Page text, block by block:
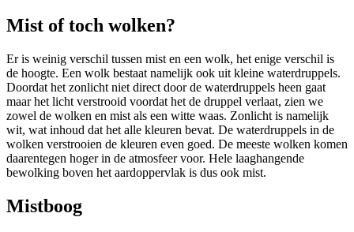
Mist of toch wolken?
Er is weinig verschil tussen mist en een wolk, het enige verschil is
de hoogte. Een wolk bestaat namelijk ook uit kleine waterdruppels.
Doordat het zonlicht niet direct door de waterdruppels heen gaat
maar het licht verstrooid voordat het de druppel verlaat, zien we
zowel de wolken en mist als een witte waas. Zonlicht is namelijk
wit, wat inhoud dat het alle kleuren bevat. De waterdruppels in de
wolken verstrooien de kleuren even goed. De meeste wolken komen
daarentegen hoger in de atmosfeer voor. Hele laaghangende
bewolking boven het aardoppervlak is dus ook mist.
Mistboog